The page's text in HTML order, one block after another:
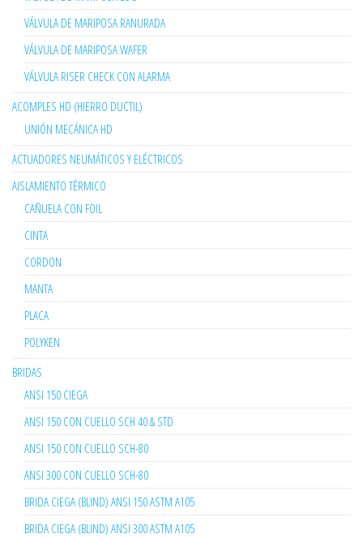
VÁLVULA DE MARIPOSA RANURADA
VÁLVULA DE MARIPOSA WAFER
VÁLVULA RISER CHECK CON ALARMA
ACOMPLES HD (HIERRO DUCTIL)
UNIÓN MECÁNICA HD
ACTUADORES NEUMÁTICOS Y ELÉCTRICOS
AISLAMIENTO TÉRMICO
CAÑUELA CON FOIL
CINTA
CORDON
MANTA
PLACA
POLYKEN
BRIDAS
ANSI 150 CIEGA
ANSI 150 CON CUELLO SCH 40 & STD
ANSI 150 CON CUELLO SCH-80
ANSI 300 CON CUELLO SCH-80
BRIDA CIEGA (BLIND) ANSI 150 ASTM A105
BRIDA CIEGA (BLIND) ANSI 300 ASTM A105